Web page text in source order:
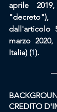
aprile
"decreto"),
dall'articolo
marzo
Italia) (1).
CREDITO